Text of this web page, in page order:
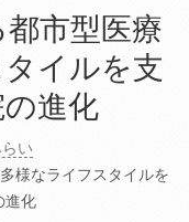
市型医療
イルを支
進化
い
様なライフスタイルを
進化